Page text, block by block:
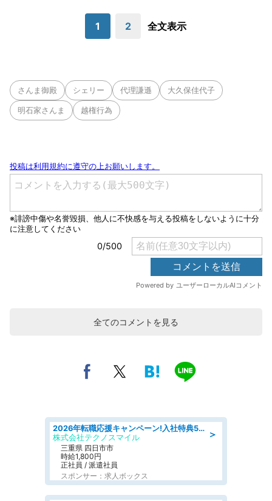
1 2 全文表示
さんま御殿 シェリー 代理謙遜 大久保佳代子
明石家さんま 越権行為
全てのコメントを見る
＞
2026年転職応援キャンペーン!入社特典58万円/デンソーで働こう!自動車工場で小型部品の検査業務 denso aichi
株式会社テクノスマイル
三重県 四日市市
時給1,800円
正社員 / 派遣社員
スポンサー：求人ボックス